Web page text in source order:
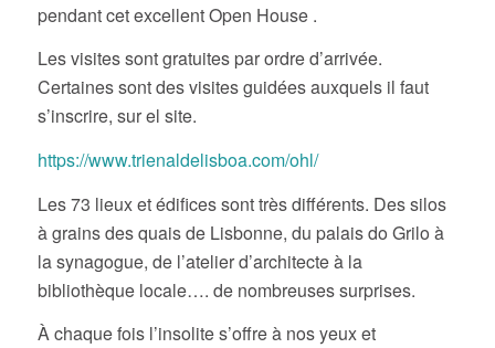
pendant cet excellent Open House .
Les visites sont gratuites par ordre d’arrivée.
Certaines sont des visites guidées auxquels il faut
s’inscrire, sur el site.
https://www.trienaldelisboa.com/ohl/
Les 73 lieux et édifices sont très différents. Des silos
à grains des quais de Lisbonne, du palais do Grilo à
la synagogue, de l’atelier d’architecte à la
bibliothèque locale…. de nombreuses surprises.
À chaque fois l’insolite s’offre à nos yeux et